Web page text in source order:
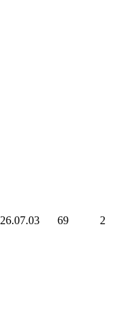
26.07.03 69 2